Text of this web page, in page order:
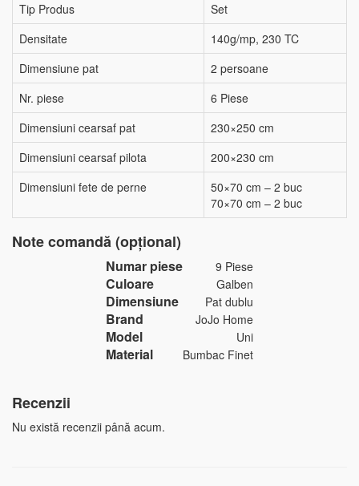
Tip Produs
Set
Densitate
140g/mp, 230 TC
Dimensiune pat
2 persoane
Nr. piese
6 Piese
Dimensiuni cearsaf pat
230×250 cm
Dimensiuni cearsaf pilota
200×230 cm
Dimensiuni fete de perne
50×70 cm – 2 buc
70×70 cm – 2 buc
Note comandă (opțional)
Numar piese 9 Piese
Culoare Galben
Dimensiune Pat dublu
Brand JoJo Home
Model Uni
Material Bumbac Finet
Recenzii
Nu există recenzii până acum.